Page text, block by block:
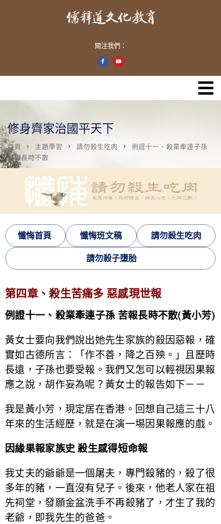
關注我們：
修身齊家治國平天下
首頁 主題學習 請勿殺生吃肉
例證十一、殺業牽連子孫
苦報長時不散
懺悔首頁 懺悔班文稿 請勿殺生吃肉
請勿殺子墮胎
第四章、殺生苦痛多 惡感現世報
例證十一、殺業牽連子孫 苦報長時不散(黃小芳)
黃女士要向我們說出她先生家族的殺因惡報，確
實如古德所言：「作不善，降之百殃。」且歷時
長遠，子孫也要受報。我們又怎可以輕視因果報
應之說，胡作妄為呢？黃女士的報告如下－－
我是黃小芳，現定居在香港。回想自己這三十八
年來的生活經歷，就是在演一埸因果報應的戲。
因緣果報家族史 殺生感得短命報
我丈夫的爺爺是一個屠夫，專門殺豬的，殺了很
多年的豬，一直沒有兒子。後來，他老人家在祖
先祠堂，發願金盆洗手不再殺豬了，才生了我的
老爺，即我先生的爸爸。